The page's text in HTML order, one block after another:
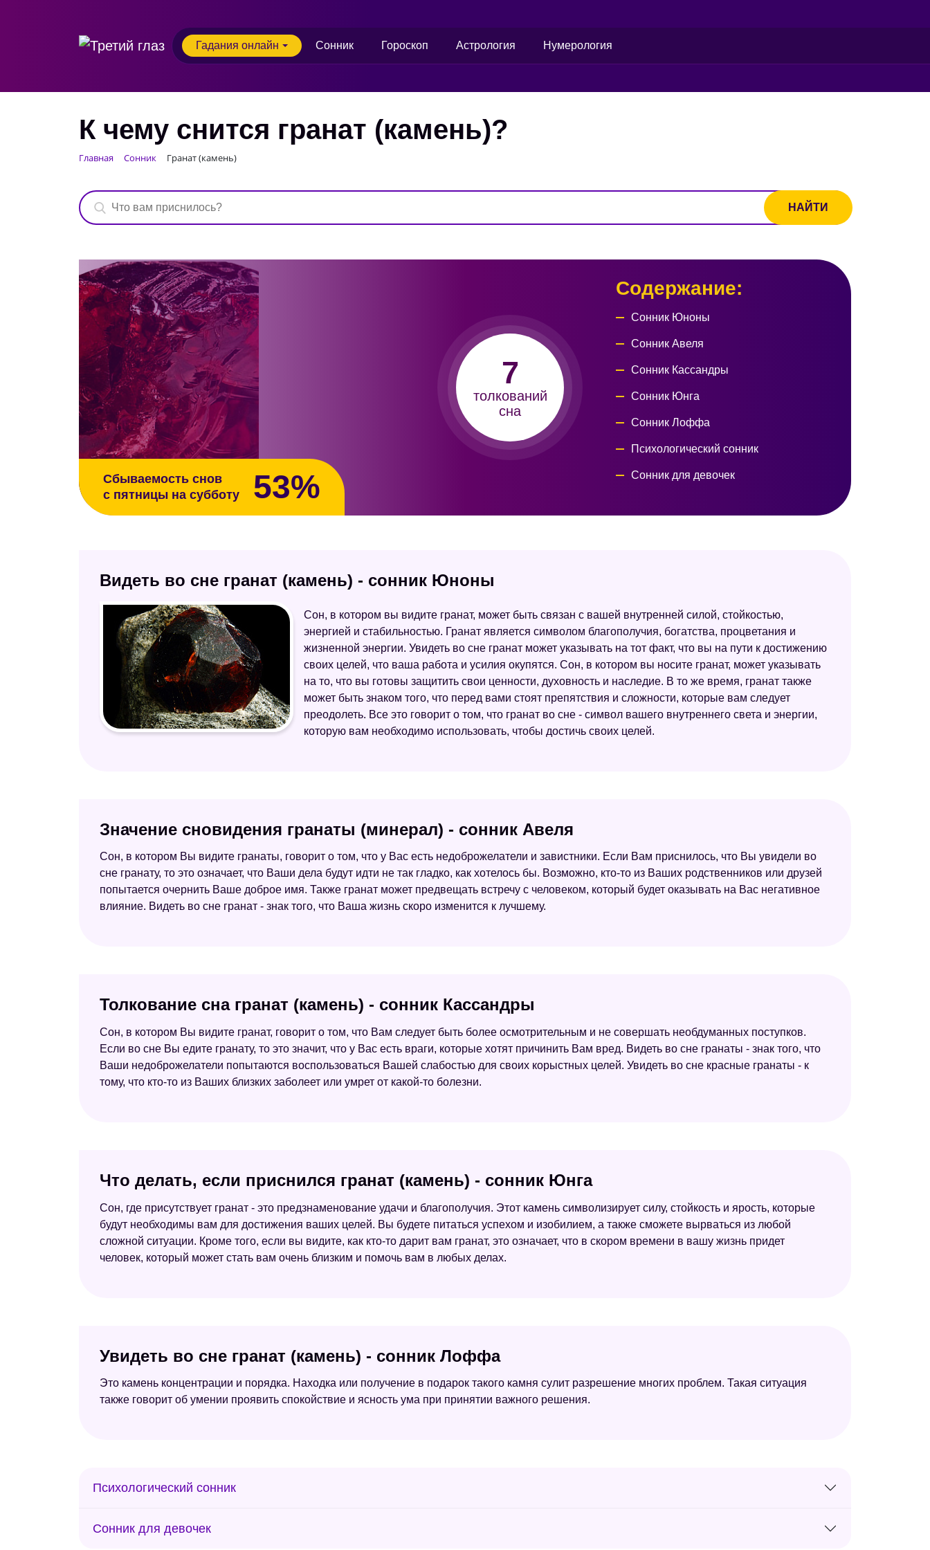
Гадания онлайн Сонник Гороскоп Астрология Нумерология
К чему снится гранат (камень)?
Главная Сонник Гранат (камень)
Сбываемость снов
с пятницы на субботу
53%
7
толкований
сна
Содержание:
Сонник Юноны
Сонник Авеля
Сонник Кассандры
Сонник Юнга
Сонник Лоффа
Психологический сонник
Сонник для девочек
Видеть во сне гранат (камень) - сонник Юноны
Сон, в котором вы видите гранат, может быть связан с вашей внутренней силой, стойкостью,
энергией и стабильностью. Гранат является символом благополучия, богатства, процветания и
жизненной энергии. Увидеть во сне гранат может указывать на тот факт, что вы на пути к достижению
своих целей, что ваша работа и усилия окупятся. Сон, в котором вы носите гранат, может указывать
на то, что вы готовы защитить свои ценности, духовность и наследие. В то же время, гранат также
может быть знаком того, что перед вами стоят препятствия и сложности, которые вам следует
преодолеть. Все это говорит о том, что гранат во сне - символ вашего внутреннего света и энергии,
которую вам необходимо использовать, чтобы достичь своих целей.
Значение сновидения гранаты (минерал) - сонник Авеля
Сон, в котором Вы видите гранаты, говорит о том, что у Вас есть недоброжелатели и завистники. Если Вам приснилось, что Вы увидели во
сне гранату, то это означает, что Ваши дела будут идти не так гладко, как хотелось бы. Возможно, кто-то из Ваших родственников или друзей
попытается очернить Ваше доброе имя. Также гранат может предвещать встречу с человеком, который будет оказывать на Вас негативное
влияние. Видеть во сне гранат - знак того, что Ваша жизнь скоро изменится к лучшему.
Толкование сна гранат (камень) - сонник Кассандры
Сон, в котором Вы видите гранат, говорит о том, что Вам следует быть более осмотрительным и не совершать необдуманных поступков.
Если во сне Вы едите гранату, то это значит, что у Вас есть враги, которые хотят причинить Вам вред. Видеть во сне гранаты - знак того, что
Ваши недоброжелатели попытаются воспользоваться Вашей слабостью для своих корыстных целей. Увидеть во сне красные гранаты - к
тому, что кто-то из Ваших близких заболеет или умрет от какой-то болезни.
Что делать, если приснился гранат (камень) - сонник Юнга
Сон, где присутствует гранат - это предзнаменование удачи и благополучия. Этот камень символизирует силу, стойкость и ярость, которые
будут необходимы вам для достижения ваших целей. Вы будете питаться успехом и изобилием, а также сможете вырваться из любой
сложной ситуации. Кроме того, если вы видите, как кто-то дарит вам гранат, это означает, что в скором времени в вашу жизнь придет
человек, который может стать вам очень близким и помочь вам в любых делах.
Увидеть во сне гранат (камень) - сонник Лоффа
Это камень концентрации и порядка. Находка или получение в подарок такого камня сулит разрешение многих проблем. Такая ситуация
также говорит об умении проявить спокойствие и ясность ума при принятии важного решения.
Психологический сонник
Сонник для девочек